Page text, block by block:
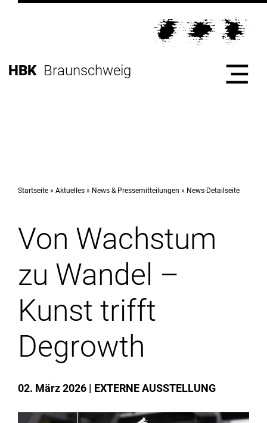
Inhalt
zur
Direkt
HBK Braunschweig
Hochschule
Studium
Institute
Forschung
Infrastruktur
Aktuelles
Startseite Aktuelles News & Pressemitteilungen News-Detailseite
Von Wachstum
zu Wandel –
Kunst trifft
Degrowth
02. März 2026 EXTERNE AUSSTELLUNG